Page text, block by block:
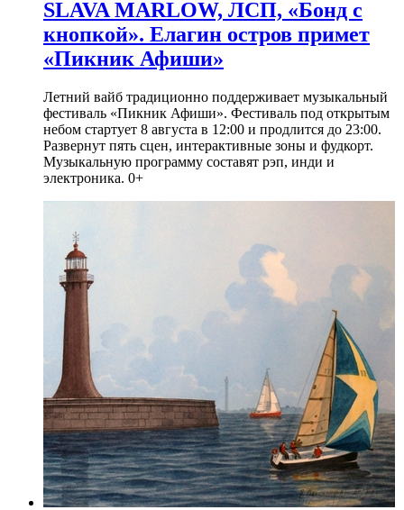
SLAVA MARLOW, ЛСП, «Бонд с
кнопкой». Елагин остров примет
«Пикник Афиши»
Летний вайб традиционно поддерживает музыкальный
фестиваль «Пикник Афиши». Фестиваль под открытым
небом стартует 8 августа в 12:00 и продлится до 23:00.
Развернут пять сцен, интерактивные зоны и фудкорт.
Музыкальную программу составят рэп, инди и
электроника. 0+